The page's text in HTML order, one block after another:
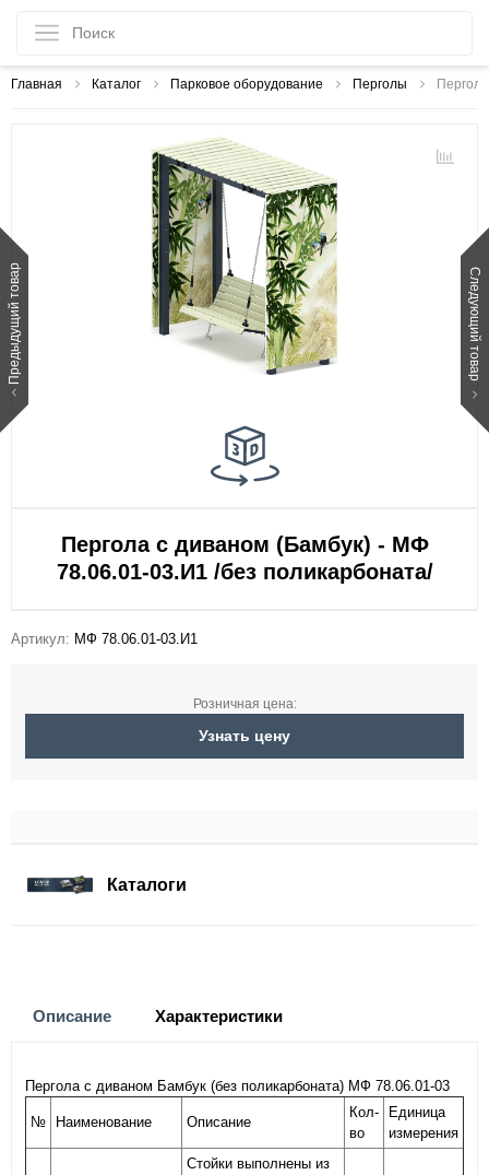
Главная Каталог Парковое оборудование Перголы
Предыдущий товар Следующий товар
Пергола с диваном (Бамбук) - МФ
78.06.01-03.И1 /без поликарбоната/
Артикул: МФ 78.06.01-03.И1
Розничная цена:
Узнать цену
Каталоги
Описание Характеристики
Пергола с диваном Бамбук (без поликарбоната) МФ 78.06.01-03
№ Наименование Описание
Кол-
во
Единица
измерения
Стойки выполнены из